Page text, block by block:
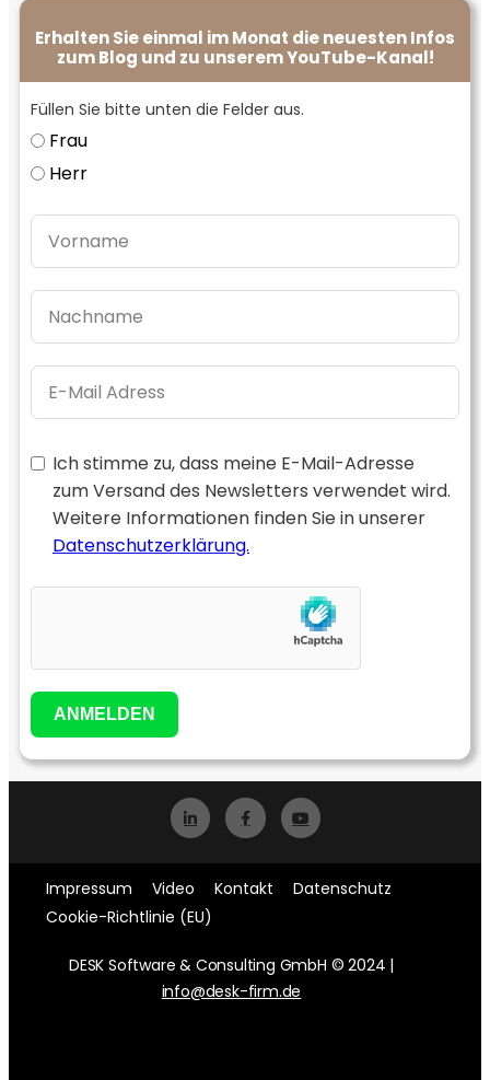
Erhalten Sie einmal im Monat die neuesten Infos
zum Blog und zu unserem YouTube-Kanal!
Füllen Sie bitte unten die Felder aus.
Frau
Herr
Ich stimme zu, dass meine E-Mail-Adresse
zum Versand des Newsletters verwendet wird.
Weitere Informationen finden Sie in unserer
Datenschutzerklärung.
ANMELDEN
Impressum Video Kontakt
Datenschutz
Cookie-Richtlinie (EU)
DESK Software & Consulting GmbH © 2024 |
info@desk-firm.de